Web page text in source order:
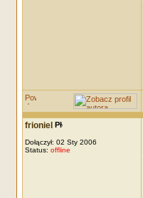
frioniel
Dołączył: 02 Sty 2006
Status: offline